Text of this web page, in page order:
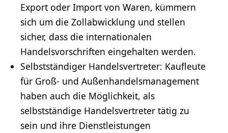
Export oder Import von Waren, kümmern
sich um die Zollabwicklung und stellen
sicher, dass die internationalen
Handelsvorschriften eingehalten werden.
Selbstständiger Handelsvertreter: Kaufleute
für Groß- und Außenhandelsmanagement
haben auch die Möglichkeit, als
selbstständige Handelsvertreter tätig zu
sein und ihre Dienstleistungen